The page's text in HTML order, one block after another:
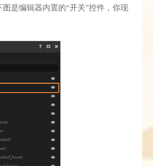
是编辑器内置的“开关”控件，你现